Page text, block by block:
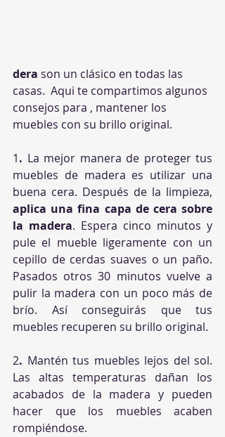
dera son un clásico en todas las
casas.  Aqui te compartimos algunos
consejos para , mantener los
muebles con su brillo original.
1. La mejor manera de proteger tus
muebles de madera es utilizar una
aplica una fina capa de cera sobre
la madera. Espera cinco minutos y
pule el mueble ligeramente con un
cepillo de cerdas suaves o un paño.
Pasados otros 30 minutos vuelve a
pulir la madera con un poco más de
brío. Así conseguirás que tus
muebles recuperen su brillo original.
2. Mantén tus muebles lejos del sol.
Las altas temperaturas dañan los
acabados de la madera y pueden
hacer que los muebles acaben
rompiéndose.